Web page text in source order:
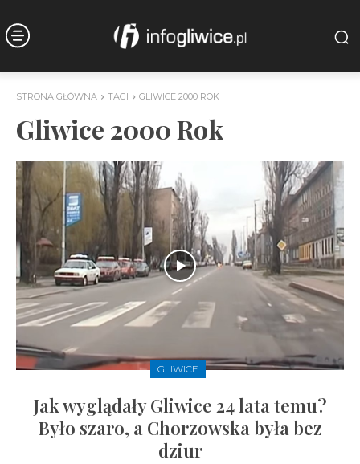
STRONA GŁÓWNA TAGI GLIWICE 2000 ROK
Gliwice 2000 Rok
GLIWICE
Jak wyglądały Gliwice 24 lata temu?
Było szaro, a Chorzowska była bez
dziur